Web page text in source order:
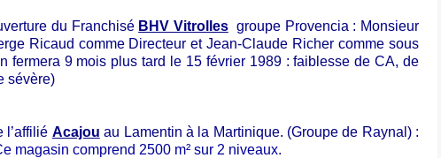
du Franchisé BHV Vitrollesgroupe Provencia : Monsieur
Ricaud comme Directeur et Jean-Claude Richer comme sous
fermera 9 mois plus tard le 15 février 1989 : faiblesse de CA, de
sévère)
l’affilié Acajou au Lamentin à la Martinique. (Groupe de Raynal) :
magasin comprend 2500 m² sur 2 niveaux.